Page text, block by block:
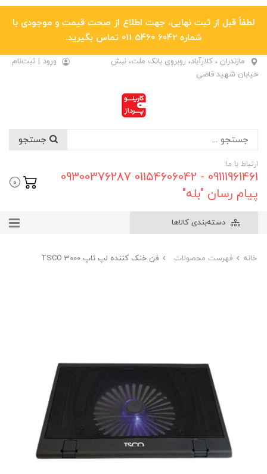
لطفاً قبل از ثبت نهایی، جهت اطلاع از صحت قیمت و موجودی با
شماره 6042 5460 011 تماس بگیرید.
مازندران ، کلارآباد، روبروی بانک ملت، نبش
خیابان شهید قاضی
ورود | ثبت‌نام
ارتباط با ما
09111961461 - 01154606042 09300376287
پیام رسان "بله"
0
دسته‌بندی کالاها
خانه فهرست محصولات فن خنک کننده لپ تاپ TSCO 3000